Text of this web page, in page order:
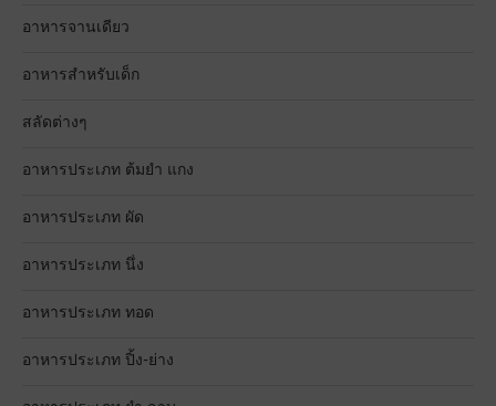
อาหารจานเดียว
อาหารสำหรับเด็ก
สลัดต่างๆ
อาหารประเภท ต้มยำ แกง
อาหารประเภท ผัด
อาหารประเภท นึ่ง
อาหารประเภท ทอด
อาหารประเภท ปิ้ง-ย่าง